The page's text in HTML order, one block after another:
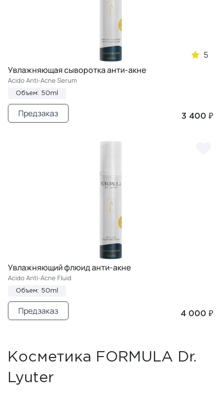
5
Увлажняющая сыворотка анти-акне
Acido Anti-Acne Serum
Объем: 50ml
3 400 ₽
Предзаказ
Увлажняющий флюид анти-акне
Acido Anti-Acne Fluid
Объем: 50ml
4 000 ₽
Предзаказ
Косметика FORMULA Dr.
Lyuter